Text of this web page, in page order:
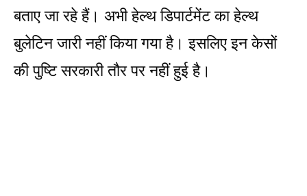
बताए जा रहे हैं। अभी हेल्थ डिपार्टमेंट का हेल्थ
बुलेटिन जारी नहीं किया गया है। इसलिए इन केसों
की पुष्टि सरकारी तौर पर नहीं हुई है।